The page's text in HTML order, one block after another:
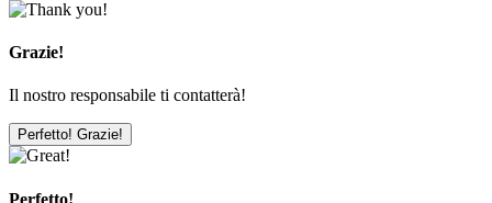
Grazie!
Il nostro responsabile ti contatterà!
Perfetto! Grazie!
Perfetto!